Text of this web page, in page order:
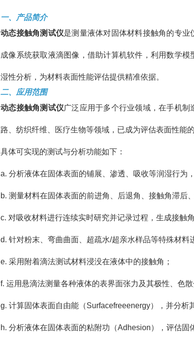
一、产品简介
动态接触角测试仪是测量液体对固体材料接触角的专
成像系统获取液滴图像，借助计算机软件，利用数学
湿性分析，为材料表面性能评估提供精准依据。
二、应用范围
动态接触角测试仪广泛应用于多个行业领域，在手机
路、纺织纤维、医疗生物等领域，已成为评估表面性能的
具体可实现的测试与分析功能如下：
a. 分析液体在固体表面的铺展、渗透、吸收等润湿行为
b. 测量材料在固体表面的前进角、后退角、接触角滞后
c. 对吸收材料进行连续实时研究并记录过程，生成接触
d. 针对粉末、弯曲曲面、超疏水/超亲水样品等特殊材料
e. 采用附着滴法测试材料浸没在液体中的接触角；
f. 运用悬滴法测量各种液体的表界面张力及其极性、色散
g. 计算固体表面自由能（Surfacefreeenergy），并分析
h. 分析液体在固体表面的粘附功（Adhesion），评估固